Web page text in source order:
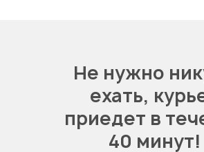
Не нужно
ехать,
приедет в
40 минут!